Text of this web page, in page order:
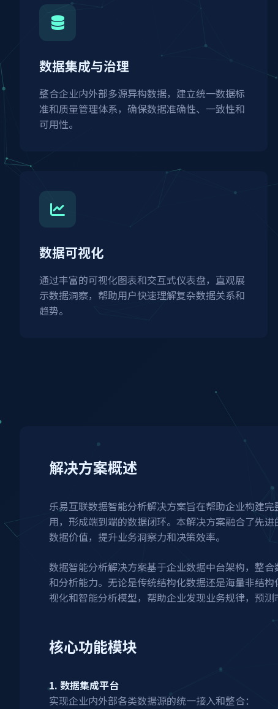
数据集成与治理
整合企业内外部多源异构数据，建立统一数据标
准和质量管理体系，确保数据准确性、一致性和
可用性。
数据可视化
通过丰富的可视化图表和交互式仪表盘，直观展
示数据洞察，帮助用户快速理解复杂数据关系和
趋势。
解决方案概述
乐易互联数据智能分析解决方案旨在帮助企业构建
用，形成端到端的数据闭环。本解决方案融合了先
数据价值，提升业务洞察力和决策效率。
数据智能分析解决方案基于企业数据中台架构，整
和分析能力。无论是传统结构化数据还是海量非结
视化和智能分析模型，帮助企业发现业务规律，预测
核心功能模块
1. 数据集成平台
实现企业内外部各类数据源的统一接入和整合：